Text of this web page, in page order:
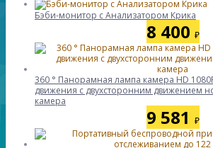
Бэби-монитор с Анализатором Крика
8 400 ₽
360 ° Панорамная лампа камера HD
движения с двухсторонним движением
камера
9 581 ₽